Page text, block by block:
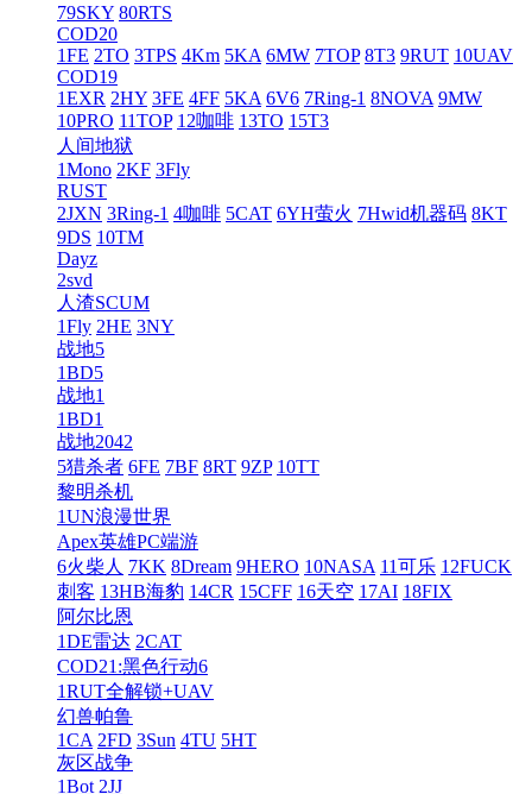
79SKY 80RTS
COD20
1FE 2TO 3TPS 4Km 5KA 6MW 7TOP 8T3 9RUT 10UAV
COD19
1EXR 2HY 3FE 4FF 5KA 6V6 7Ring-1 8NOVA 9MW
10PRO 11TOP 12咖啡 13TO 15T3
人间地狱
1Mono 2KF 3Fly
RUST
2JXN 3Ring-1 4咖啡 5CAT 6YH萤火 7Hwid机器码 8KT
9DS 10TM
Dayz
2svd
人渣SCUM
1Fly 2HE 3NY
战地5
1BD5
战地1
1BD1
战地2042
5猎杀者 6FE 7BF 8RT 9ZP 10TT
黎明杀机
1UN浪漫世界
Apex英雄PC端游
6火柴人 7KK 8Dream 9HERO 10NASA 11可乐 12FUCK
刺客 13HB海豹 14CR 15CFF 16天空 17AI 18FIX
阿尔比恩
1DE雷达 2CAT
COD21:黑色行动6
1RUT全解锁+UAV
幻兽帕鲁
1CA 2FD 3Sun 4TU 5HT
灰区战争
1Bot 2JJ